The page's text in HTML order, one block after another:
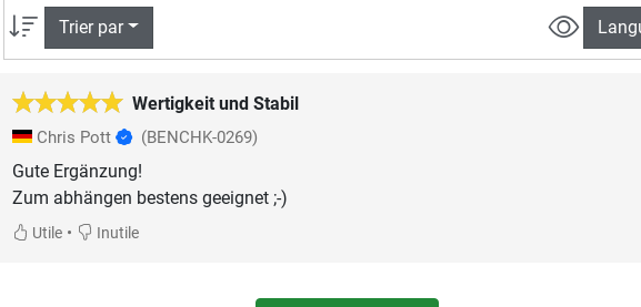
Trier par
Wertigkeit und Stabil
Chris Pott (BENCHK-0269)
Gute Ergänzung!
Zum abhängen bestens geeignet ;-)
Utile• Inutile